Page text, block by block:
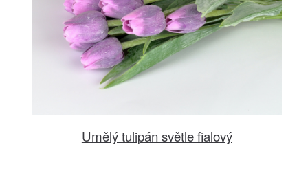
Umělý tulipán světle fialový